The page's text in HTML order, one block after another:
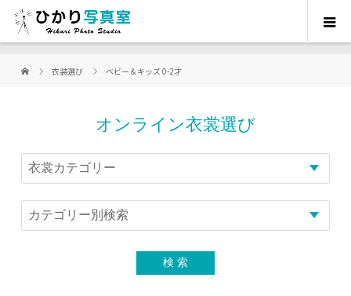
衣装選び ベビー＆キッズ 0-2才
オンライン衣裳選び